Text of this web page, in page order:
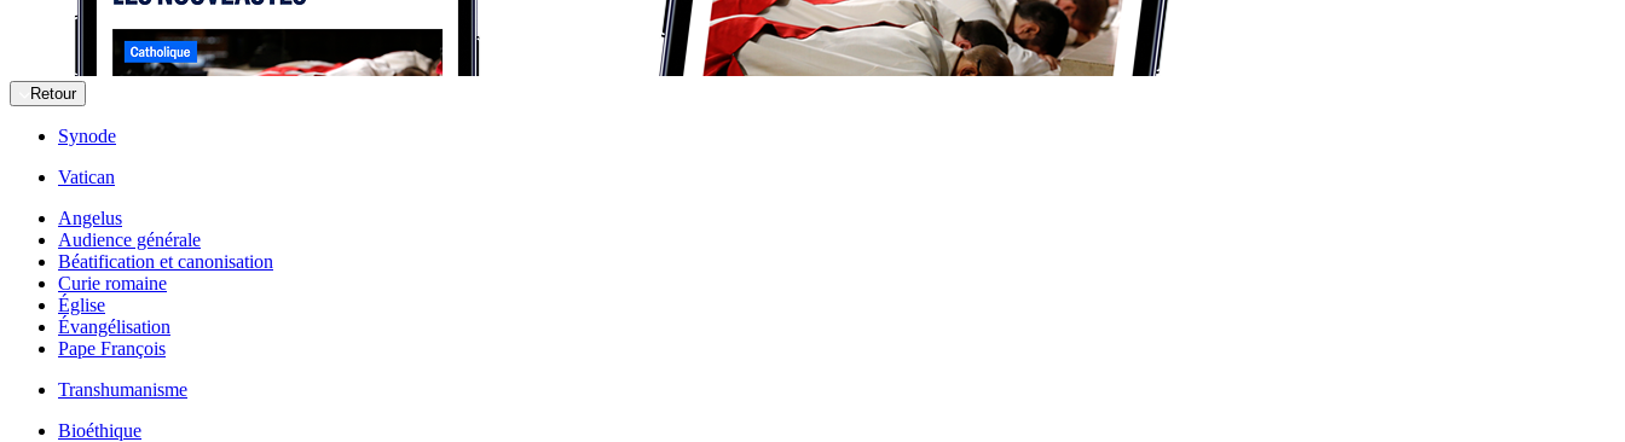
Retour
Synode
Vatican
Angelus
Audience générale
Béatification et canonisation
Curie romaine
Église
Évangélisation
Pape François
Transhumanisme
Bioéthique